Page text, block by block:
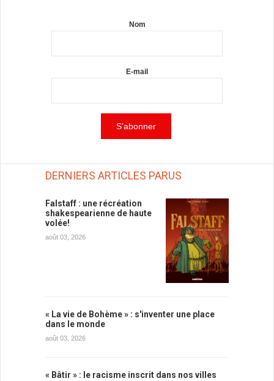
Nom
E-mail
DERNIERS ARTICLES PARUS
Falstaff : une récréation
shakespearienne de haute
volée!
août 03, 2026
« La vie de Bohème » : s'inventer une place
dans le monde
août 03, 2026
« Bâtir » : le racisme inscrit dans nos villes